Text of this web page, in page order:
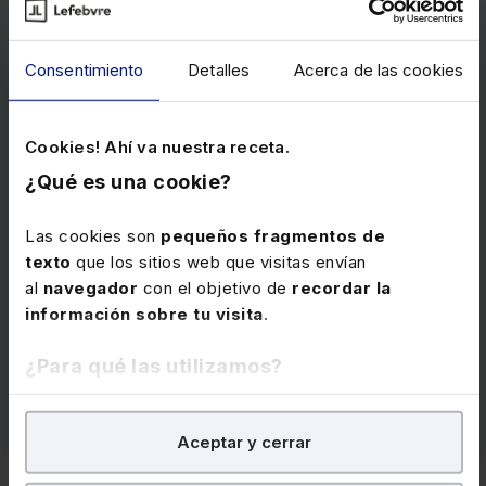
Consentimiento Detalles Acerca de las cookies
Cookies! Ahí va nuestra receta.
¿Qué es una cookie?
Las cookies son pequeños fragmentos de
texto que los sitios web que visitas envían
al navegador con el objetivo de recordar la
información sobre tu visita.
¿Para qué las utilizamos?
En Lefebvre utilizamos las cookies confines
para tratar demejorar tu experiencia
nuestra página web. También con fines publicitarios,
Aceptar y cerrar
Memento Seguridad Social 2026
cuestiones relacionadas con laSeguridad Social
cotización, recaudación, procedimientos de
reclamación y tramitación, devengo de prestaciones,
su cuantía, incompatibilidades, etc.
Precio 136 €